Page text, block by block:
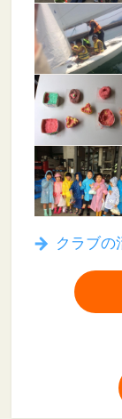
クラブの